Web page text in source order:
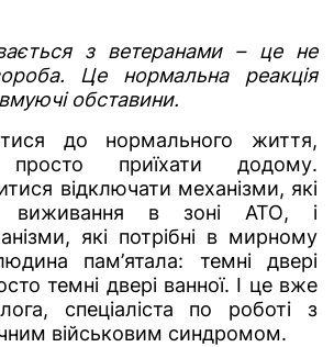
з ветеранами – це не
Це нормальна реакція
обставини.
до нормального життя,
просто приїхати додому.
відключати механізми, які
виживання в зоні АТО, і
які потрібні в мирному
пам’ятала: темні двері
темні двері ванної. І це вже
спеціаліста по роботі з
військовим синдромом.